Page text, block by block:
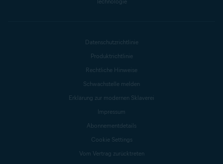
Datenschutzrichtlinie
Produktrichtlinie
Rechtliche Hinweise
Schwachstelle melden
Erklärung zur modernen Sklaverei
Impressum
Abonnementdetails
Cookie Settings
Vom Vertrag zurücktreten